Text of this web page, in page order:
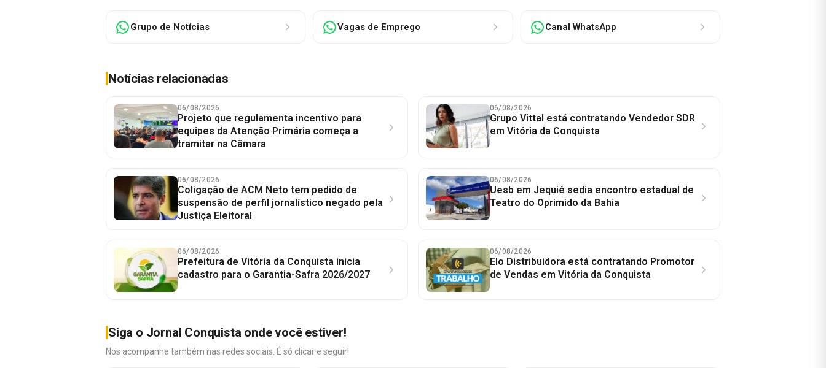
Grupo de Notícias Vagas de Emprego Canal WhatsApp
Notícias relacionadas
06/08/2026
Projeto que regulamenta incentivo para
equipes da Atenção Primária começa a
tramitar na Câmara
06/08/2026
Grupo Vittal está contratando Vendedor SDR
em Vitória da Conquista
06/08/2026
Coligação de ACM Neto tem pedido de
suspensão de perfil jornalístico negado pela
Justiça Eleitoral
06/08/2026
Uesb em Jequié sedia encontro estadual de
Teatro do Oprimido da Bahia
06/08/2026
Prefeitura de Vitória da Conquista inicia
cadastro para o Garantia-Safra 2026/2027
06/08/2026
Elo Distribuidora está contratando Promotor
de Vendas em Vitória da Conquista
Siga o Jornal Conquista onde você estiver!
Nos acompanhe também nas redes sociais. É só clicar e seguir!